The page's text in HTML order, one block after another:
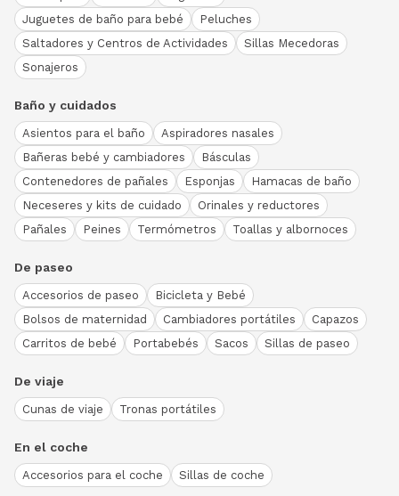
Juguetes de baño para bebé
Peluches
Saltadores y Centros de Actividades
Sillas Mecedoras
Sonajeros
Baño y cuidados
Asientos para el baño
Aspiradores nasales
Bañeras bebé y cambiadores
Básculas
Contenedores de pañales
Esponjas
Hamacas de baño
Neceseres y kits de cuidado
Orinales y reductores
Pañales
Peines Termómetros Toallas y albornoces
De paseo
Accesorios de paseo
Bicicleta y Bebé
Bolsos de maternidad
Cambiadores portátiles
Capazos
Carritos de bebé
Portabebés Sacos Sillas de paseo
De viaje
Cunas de viaje Tronas portátiles
En el coche
Accesorios para el coche Sillas de coche